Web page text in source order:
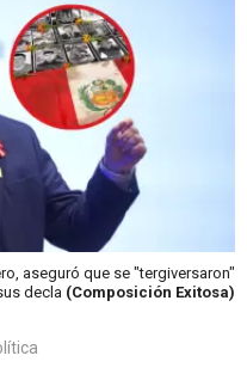
aseguró que se "tergiversaron"
decla (Composición Exitosa)